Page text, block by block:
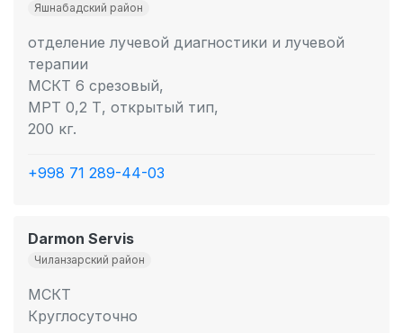
Яшнабадский район
отделение лучевой диагностики и лучевой
терапии
МСКТ 6 срезовый,
МРТ 0,2 Т, открытый тип,
200 кг.
+998 71 289-44-03
Darmon Servis
Чиланзарский район
МСКТ
Круглосуточно